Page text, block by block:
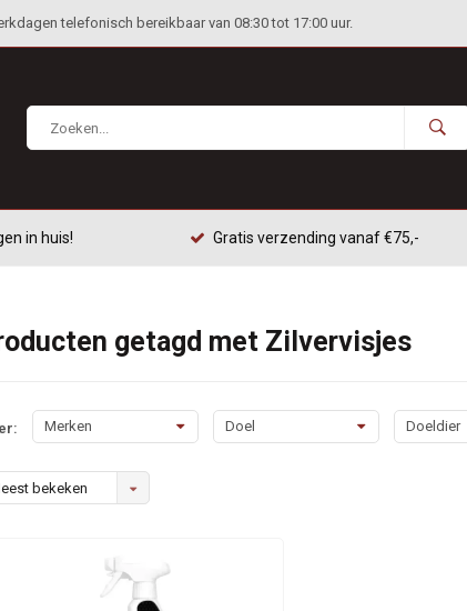
telefonisch bereikbaar van 08:30 tot 17:00 uur.
in huis! Gratis verzending vanaf €75,-
getagd met Zilvervisjes
Merken Doel Doeldier
bekeken